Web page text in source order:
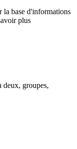
la base d'informations
plus
deux, groupes,